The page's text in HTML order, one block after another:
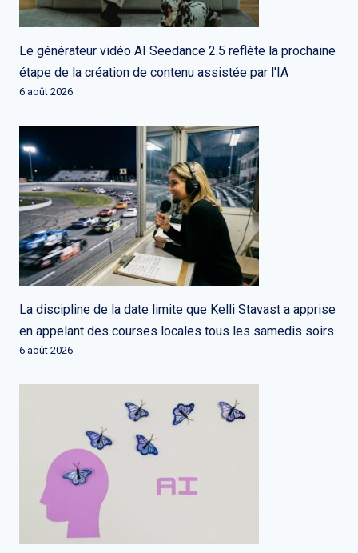
Le générateur vidéo AI Seedance 2.5 reflète la prochaine
étape de la création de contenu assistée par l'IA
6 août 2026
La discipline de la date limite que Kelli Stavast a apprise
en appelant des courses locales tous les samedis soirs
6 août 2026